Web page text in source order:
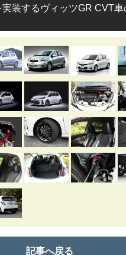
装するヴィッツGR CVT車
記事へ戻る